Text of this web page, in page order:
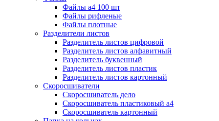
Файлы а4 100 шт
Файлы рифленые
Файлы плотные
Разделители листов
Разделитель листов цифровой
Разделитель листов алфавитный
Разделитель буквенный
Разделитель листов пластик
Разделитель листов картонный
Скоросшиватели
Скоросшиватель дело
Скоросшиватель пластиковый а4
Скоросшиватель картонный